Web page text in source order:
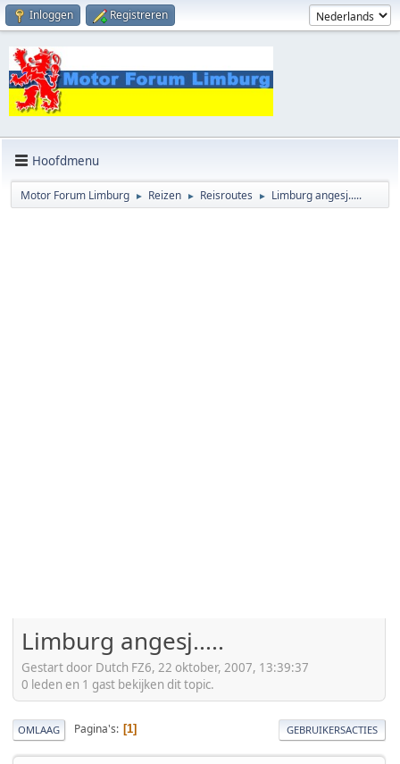
Inloggen Registreren
Hoofdmenu
Motor Forum Limburg ► Reizen ► Reisroutes ► Limburg angesj.....
Limburg angesj.....
Gestart door Dutch FZ6, 22 oktober, 2007, 13:39:37
0 leden en 1 gast bekijken dit topic.
OMLAAG Pagina's 1 GEBRUIKERSACTIES